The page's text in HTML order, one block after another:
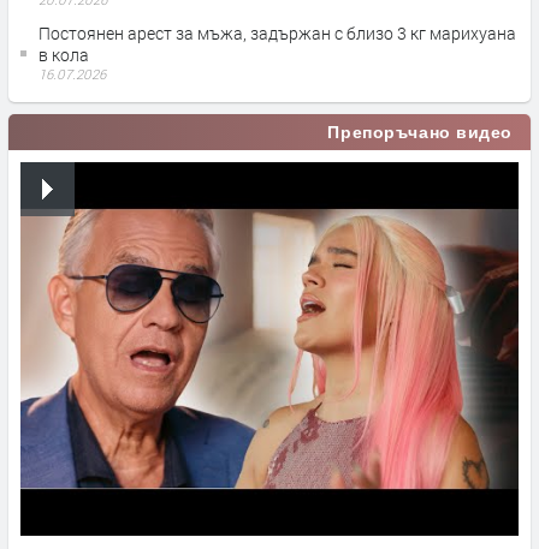
Постоянен арест за мъжа, задържан с близо 3 кг марихуана
в кола
16.07.2026
Препоръчано видео